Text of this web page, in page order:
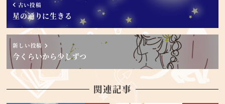
古い投稿
星の通りに生きる
新しい投稿
今くらいから少しずつ
関連記事